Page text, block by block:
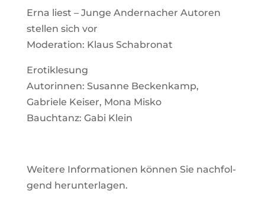
Erna liest – Junge Ander­na­cher Autoren
stellen sich vor
Mode­ra­tion: Klaus Schabronat
Ero­ti­k­le­sung
Autorinnen: Susanne Becken­kamp,
Gabriele Keiser, Mona Misko
Bauch­tanz: Gabi Klein
Wei­tere Infor­ma­tionen können Sie nach­fol­
gend herunterlagen.